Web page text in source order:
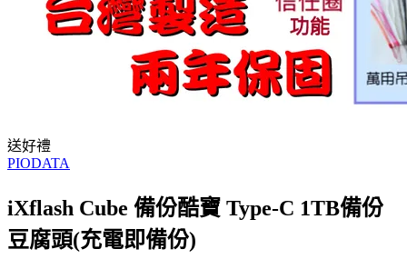
送好禮
PIODATA
iXflash Cube 備份酷寶 Type-C 1TB備份
豆腐頭(充電即備份)